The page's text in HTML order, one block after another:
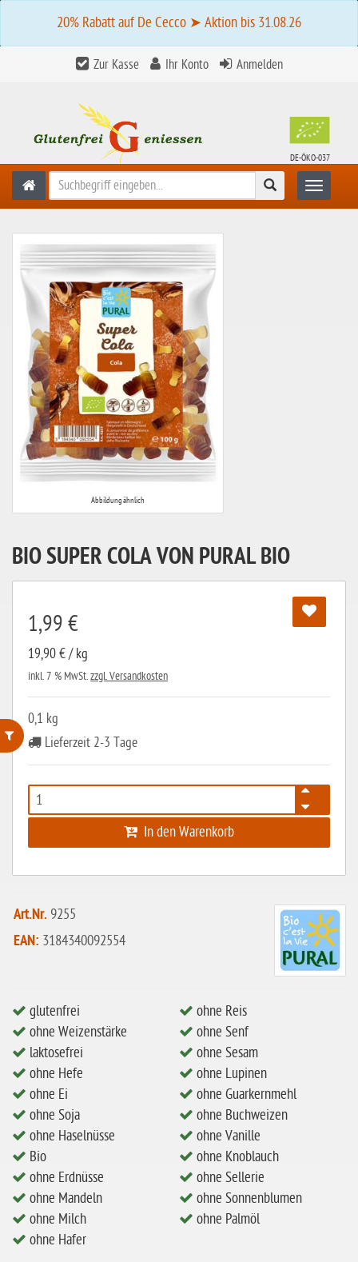
ohne Weizenstärke
laktosefrei
ohne Haselnüsse
Bio
ohne Erdnüsse
eiweißarm / PKU
ohne Mandeln
ohne Milch
ohne Hafer
ohne Zuckerzusatz
ohne Reis
ohne Mais
ohne Senf
20% Rabatt auf De Cecco ➤ Aktion bis 31.08.26
Zur Kasse Ihr Konto Anmelden
DE-ÖKO-037
Suchen Toggle
Abbildung ähnlich
BIO SUPER COLA VON PURAL BIO
1,99 €
19,90 € / kg
inkl. 7 % MwSt.zzgl. Versandkosten
0,1 kg
Lieferzeit 2-3 Tage
In den Warenkorb
Art.Nr. 9255
EAN: 3184340092554
glutenfrei
ohne Weizenstärke
laktosefrei
ohne Hefe
ohne Ei
ohne Soja
ohne Haselnüsse
Bio
ohne Erdnüsse
ohne Mandeln
ohne Milch
ohne Hafer
ohne Reis
ohne Senf
ohne Sesam
ohne Lupinen
ohne Guarkernmehl
ohne Buchweizen
ohne Vanille
ohne Knoblauch
ohne Sellerie
ohne Sonnenblumen
ohne Palmöl